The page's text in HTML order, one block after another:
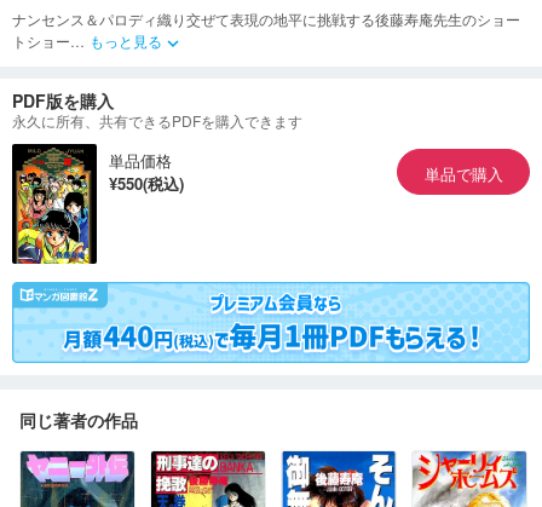
ナンセンス＆パロディ織り交ぜて表現の地平に挑戦する後藤寿庵先生のショー
トショー… もっと見る keyboard_arrow_down
PDF版を購入
永久に所有、共有できるPDFを購入できます
単品価格
¥550(税込)
単品で購入
同じ著者の作品